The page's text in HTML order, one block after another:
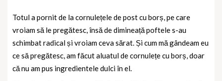
Totul a pornit de la cornulețele de post cu borș, pe care
vroiam să le pregătesc, însă de dimineață poftele s-au
schimbat radical și vroiam ceva sărat. Și cum mă gândeam eu
ce să pregătesc, am făcut aluatul de cornulețe cu borș, doar
că nu am pus ingredientele dulci în el.